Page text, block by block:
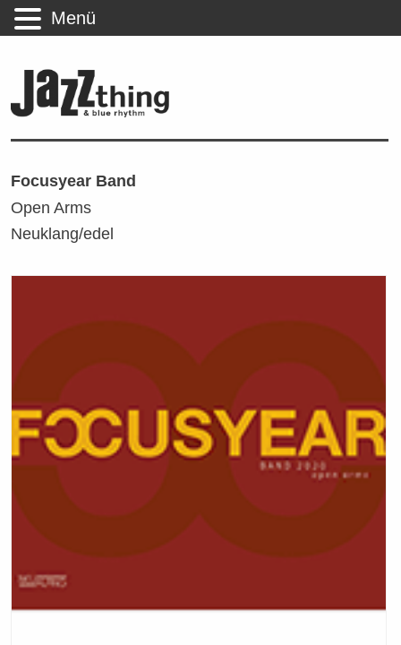
Focusyear Band
Open Arms
Neuklang/edel
Menü